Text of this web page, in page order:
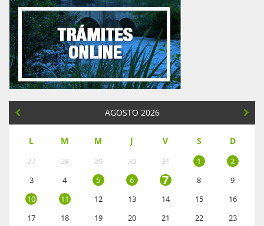
AGOSTO 2026
L M M J V S D
27 28 29 30 31 1
2
3
4 5 6 7 8
9
10
11 12 13 14 15
16
17
18 19 20 21 22
23